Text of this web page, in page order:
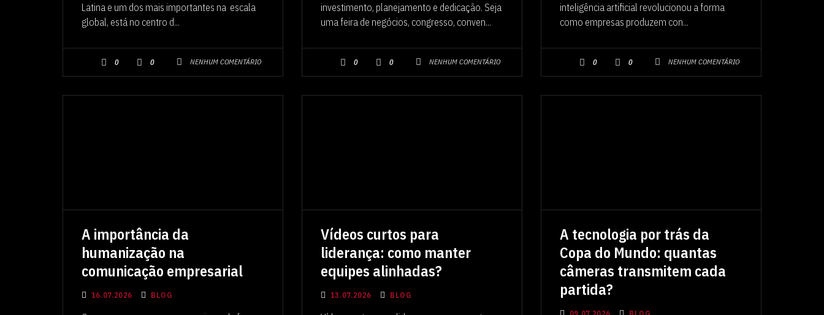
Latina e um dos mais importantes na escala
global, está no centro d...
0 0 NENHUM COMENTÁRIO
investimento, planejamento e dedicação. Seja
uma feira de negócios, congresso, conven...
0 0 NENHUM COMENTÁRIO
inteligência artificial revolucionou a forma
como empresas produzem con...
0 0 NENHUM COMENTÁRIO
A importância da
humanização na
comunicação empresarial
16.07.2026 BLOG
Vídeos curtos para
liderança: como manter
equipes alinhadas?
13.07.2026 BLOG
A tecnologia por trás da
Copa do Mundo: quantas
câmeras transmitem cada
partida?